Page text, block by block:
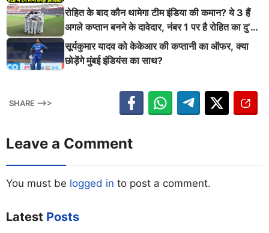
इतिहास
रोहित के बाद कौन थामेगा टीम इंडिया की कमान? ये 3 हैं
अगले कप्तान बनने के दावेदार, नंबर 1 पर है रोहित का दु’
श्मन
सूर्यकुमार यादव को केकेआर की कप्तानी का ऑफर, क्या
छोड़ेंगे मुंबई इंडियंस का साथ?
SHARE -->>
Leave a Comment
You must be logged in to post a comment.
Latest Posts